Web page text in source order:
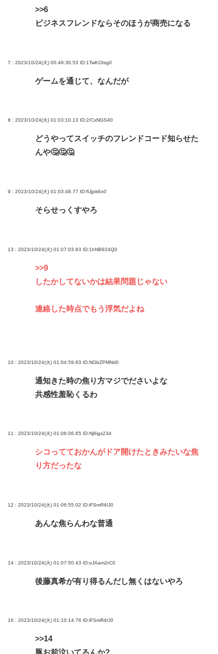
>>6
ビジネスフレンドならそのほうが商売になる
7 : 2023/10/24(火) 00:49:30.53 ID:1TwKOtsg0
ゲームを通じて、なんだが
8 : 2023/10/24(火) 01:03:10.13 ID:2/CxNGS40
どうやってスイッチのフレンドコード知らせた
んや🤔🤔🤔
9 : 2023/10/24(火) 01:03:48.77 ID:fUjjxk6o0
そらせっくすやろ
13 : 2023/10/24(火) 01:07:03.83 ID:1hNB924Q0
>>9
したかしてないかは結果問題じゃない
連絡した時点でもう浮気だよね
10 : 2023/10/24(火) 01:04:59.83 ID:NObZPMNd0
通知きた時の焦り方マジでださいよな
共感性羞恥くるわ
11 : 2023/10/24(火) 01:06:06.65 ID:Nj6igs23d
シコってておかんがドア開けたときみたいな焦
り方だったな
12 : 2023/10/24(火) 01:06:55.02 ID:iFSmR4IJ0
あんな焦らんわな普通
14 : 2023/10/24(火) 01:07:50.43 ID:oJAam2rC0
後藤真希が有り得るんだし無くはないやろ
16 : 2023/10/24(火) 01:10:14.76 ID:iFSmR4IJ0
>>14